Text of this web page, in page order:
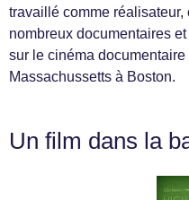
travaillé comme
nombreux documentaires
sur le cinéma documentaire
Massachussetts à Boston.
Un film dans la